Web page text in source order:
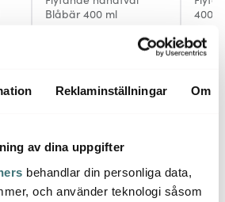
Reklaminställningar Om
av dina uppgifter
behandlar din personliga data,
och använder teknologi såsom
Blåbär 400 ml
400
69 kr
av våra kunder